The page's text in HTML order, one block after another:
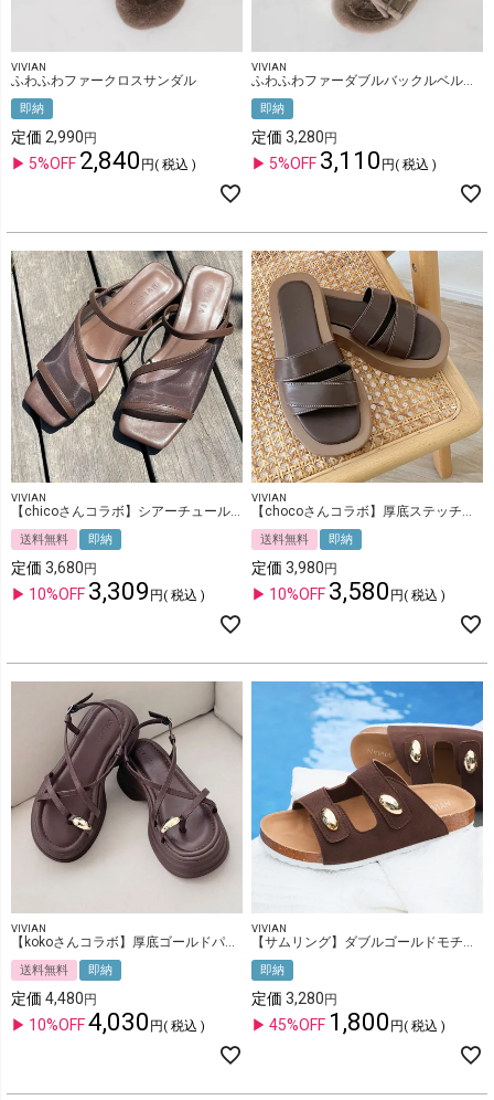
VIVIAN
ふわふわファークロスサンダル
即納
定価 2,990
5%OFF 2,840 税込
VIVIAN
ふわふわファーダブルバックルベルトサンダル
即納
定価 3,280
5%OFF 3,110 税込
VIVIAN
【chicoさんコラボ】シアーチュールクリアヒールサンダル
送料無料 即納
定価 3,680
10%OFF 3,309 税込
VIVIAN
【chocoさんコラボ】厚底ステッチクロスバンドサンダル
送料無料 即納
定価 3,980
10%OFF 3,580 税込
VIVIAN
【kokoさんコラボ】厚底ゴールドパーツストラップトングサンダル
送料無料 即納
定価 4,480
10%OFF4,030 税込
VIVIAN
【サムリング】ダブルゴールドモチーフコンフォートサンダル
即納
定価 3,280
45%OFF 1,800 税込